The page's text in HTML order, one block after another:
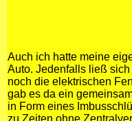
Auch ich hatte meine
Auto. Jedenfalls ließ
noch die elektrischen
gab es da ein
in Form eines
zu Zeiten ohne